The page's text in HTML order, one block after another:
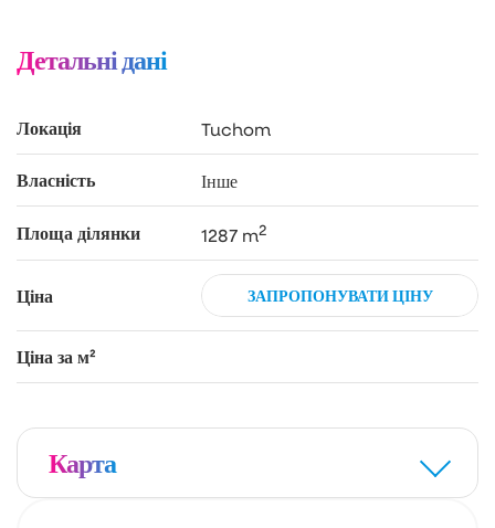
Детальні дані
Локація Tuchom
Власність Інше
Площа ділянки 1287 m2
Ціна ЗАПРОПОНУВАТИ ЦІНУ
Ціна за м²
Карта